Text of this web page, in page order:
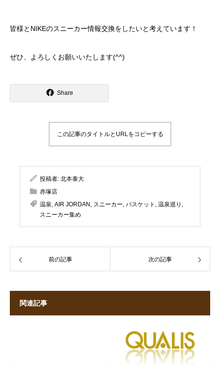
皆様とNIKEのスニーカー情報交換をしたいと考えています！
ぜひ、よろしくお願いいたします(^^)
Share
この記事のタイトルとURLをコピーする
投稿者: 北本泰大
赤塚店
温泉, AIR JORDAN , スニーカー, バスケット , 温泉巡り ,
スニーカー集め
前の記事 次の記事
関連記事